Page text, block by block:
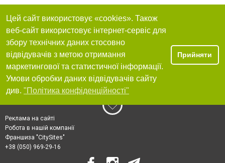
Цей сайт використовує «cookies». Також
веб-сайт використовує інтернет-сервіс для
збору технічних даних стосовно
відвідувачів з метою отримання
маркетингової та статистичної інформації.
Умови обробки даних відвідувачів сайту
див. "Політика конфіденційності"
Прийняти
Реклама на сайті
Робота в нашій компанії
Франшиза "CitySites"
+38 (050) 969-29-16